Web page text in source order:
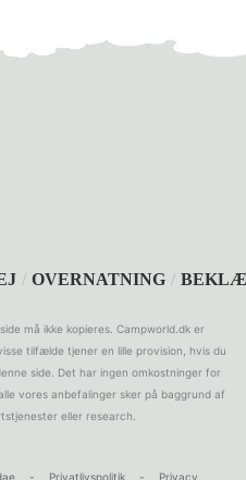
/ OVERNATNING /
må ikke kopieres. Campworld.dk er
tilfælde tjener en lille provision, hvis du
side. Det har ingen omkostninger for
vores anbefalinger sker på baggrund af
eller research.
- Privatlivspolitik - Privacy